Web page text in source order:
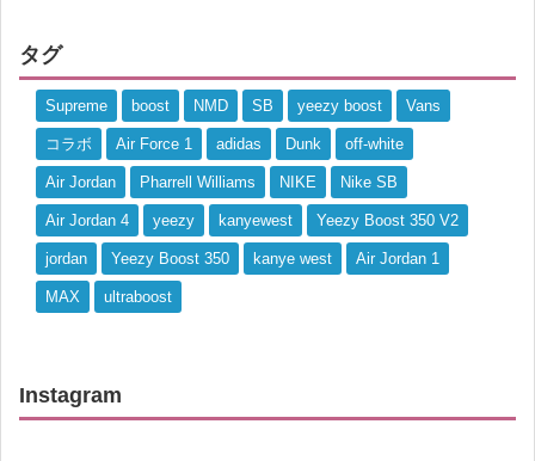
タグ
Supreme boost NMD SB yeezy boost Vans
コラボ Air Force 1 adidas Dunk off-white
Air Jordan Pharrell Williams NIKE Nike SB
Air Jordan 4 yeezy kanyewest Yeezy Boost 350 V2
jordan Yeezy Boost 350 kanye west Air Jordan 1
MAX ultraboost
Instagram